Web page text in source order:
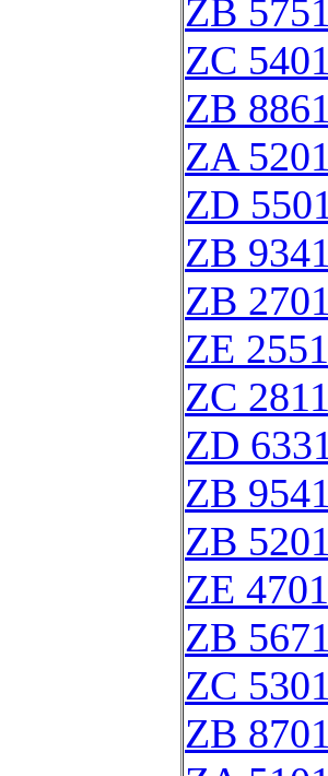
ZB
ZC
ZB
ZA
ZD
ZB
ZB
ZE
ZC
ZD
ZB
ZB
ZE
ZB
ZC
ZB